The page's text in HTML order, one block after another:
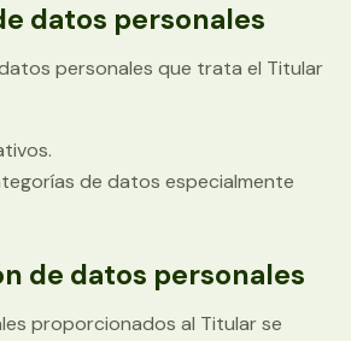
datos personales
personales que trata el Titular
de datos especialmente
de datos personales
proporcionados al Titular se